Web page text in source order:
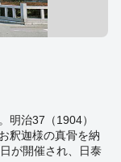
明治37（1904）
釈迦様の真骨を納
が開催され、日泰